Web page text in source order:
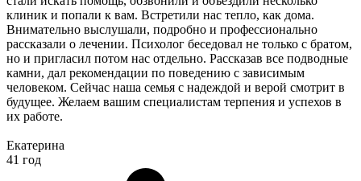
клиник и попали к вам. Встретили нас тепло, как дома.
Внимательно выслушали, подробно и профессионально
рассказали о лечении. Психолог беседовал не только с братом,
но и пригласил потом нас отдельно. Рассказав все подводные
камни, дал рекомендации по поведению с зависимым
человеком. Сейчас наша семья с надеждой и верой смотрит в
будущее. Желаем вашим специалистам терпения и успехов в
их работе.
Екатерина
41 год